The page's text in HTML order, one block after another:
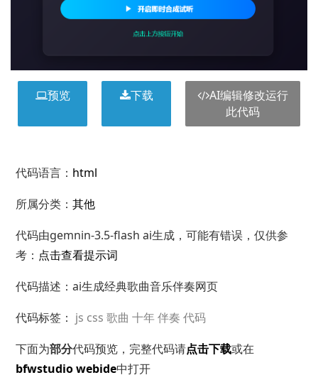
预览 下载
AI编辑修改运行
此代码
代码语言： html
所属分类： 其他
代码由gemnin-3.5-flash ai生成，可能有错误，仅供参
考： 点击查看提示词
代码描述：ai生成经典歌曲音乐伴奏网页
代码标签： js css 歌曲 十年 伴奏 代码
下面为部分代码预览，完整代码请点击下载或在
bfwstudio webide中打开